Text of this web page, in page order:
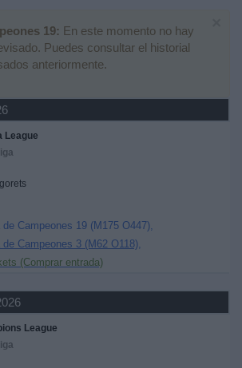
19: En este momento no hay
Puedes consultar el historial
anteriormente.
League
de Campeones 19 (M175 O447)
de Campeones 3 (M62 O118)
(Comprar entrada)
League